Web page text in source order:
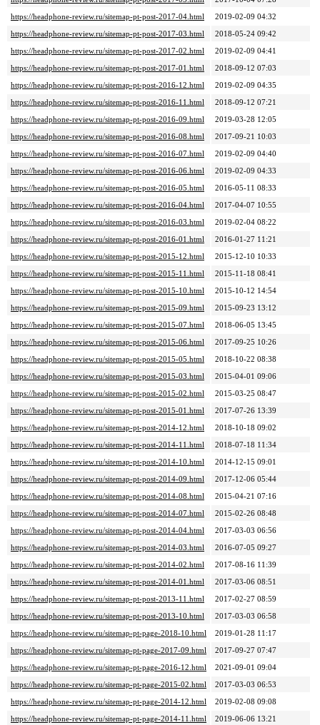
https://headphone-review.ru/sitemap-pt-post-2017-04.html
2019-02-09 04:32
https://headphone-review.ru/sitemap-pt-post-2017-03.html
2018-05-24 09:42
https://headphone-review.ru/sitemap-pt-post-2017-02.html
2019-02-09 04:41
https://headphone-review.ru/sitemap-pt-post-2017-01.html
2018-09-12 07:03
https://headphone-review.ru/sitemap-pt-post-2016-12.html
2019-02-09 04:35
https://headphone-review.ru/sitemap-pt-post-2016-11.html
2018-09-12 07:21
https://headphone-review.ru/sitemap-pt-post-2016-09.html
2019-03-28 12:05
https://headphone-review.ru/sitemap-pt-post-2016-08.html
2017-09-21 10:03
https://headphone-review.ru/sitemap-pt-post-2016-07.html
2019-02-09 04:40
https://headphone-review.ru/sitemap-pt-post-2016-06.html
2019-02-09 04:33
https://headphone-review.ru/sitemap-pt-post-2016-05.html
2016-05-11 08:33
https://headphone-review.ru/sitemap-pt-post-2016-04.html
2017-04-07 10:55
https://headphone-review.ru/sitemap-pt-post-2016-03.html
2019-02-04 08:22
https://headphone-review.ru/sitemap-pt-post-2016-01.html
2016-01-27 11:21
https://headphone-review.ru/sitemap-pt-post-2015-12.html
2015-12-10 10:33
https://headphone-review.ru/sitemap-pt-post-2015-11.html
2015-11-18 08:41
https://headphone-review.ru/sitemap-pt-post-2015-10.html
2015-10-12 14:54
https://headphone-review.ru/sitemap-pt-post-2015-09.html
2015-09-23 13:12
https://headphone-review.ru/sitemap-pt-post-2015-07.html
2018-06-05 13:45
https://headphone-review.ru/sitemap-pt-post-2015-06.html
2017-09-25 10:26
https://headphone-review.ru/sitemap-pt-post-2015-05.html
2018-10-22 08:38
https://headphone-review.ru/sitemap-pt-post-2015-03.html
2015-04-01 09:06
https://headphone-review.ru/sitemap-pt-post-2015-02.html
2015-03-25 08:47
https://headphone-review.ru/sitemap-pt-post-2015-01.html
2017-07-26 13:39
https://headphone-review.ru/sitemap-pt-post-2014-12.html
2018-10-18 09:02
https://headphone-review.ru/sitemap-pt-post-2014-11.html
2018-07-18 11:34
https://headphone-review.ru/sitemap-pt-post-2014-10.html
2014-12-15 09:01
https://headphone-review.ru/sitemap-pt-post-2014-09.html
2017-12-06 05:44
https://headphone-review.ru/sitemap-pt-post-2014-08.html
2015-04-21 07:16
https://headphone-review.ru/sitemap-pt-post-2014-07.html
2015-02-26 08:48
https://headphone-review.ru/sitemap-pt-post-2014-04.html
2017-03-03 06:56
https://headphone-review.ru/sitemap-pt-post-2014-03.html
2016-07-05 09:27
https://headphone-review.ru/sitemap-pt-post-2014-02.html
2017-08-16 11:39
https://headphone-review.ru/sitemap-pt-post-2014-01.html
2017-03-06 08:51
https://headphone-review.ru/sitemap-pt-post-2013-11.html
2017-02-27 08:59
https://headphone-review.ru/sitemap-pt-post-2013-10.html
2017-03-03 06:58
https://headphone-review.ru/sitemap-pt-page-2018-10.html
2019-01-28 11:17
https://headphone-review.ru/sitemap-pt-page-2017-09.html
2017-09-27 07:47
https://headphone-review.ru/sitemap-pt-page-2016-12.html
2021-09-01 09:04
https://headphone-review.ru/sitemap-pt-page-2015-02.html
2017-03-03 06:53
https://headphone-review.ru/sitemap-pt-page-2014-12.html
2019-02-08 09:08
https://headphone-review.ru/sitemap-pt-page-2014-11.html
2019-06-06 13:21